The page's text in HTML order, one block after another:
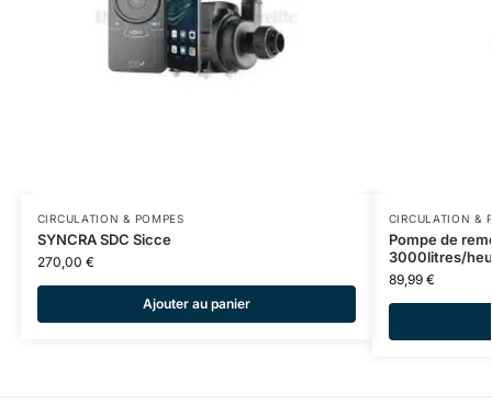
CIRCULATION & POMPES
SYNCRA SDC Sicce
270,00 €
Ajouter au panier
CIRCULATION &
Pompe de
3000litres/
89,99 €